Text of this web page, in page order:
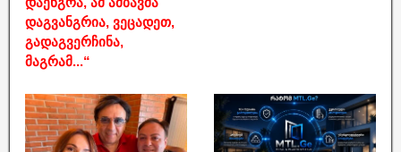
დაგვანგრია, ვეცადეთ,
გადაგვერჩინა,
მაგრამ...“